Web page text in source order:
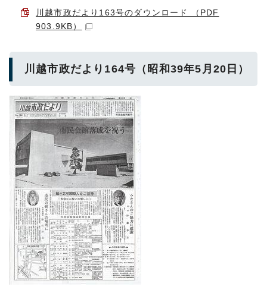
川越市政だより163号のダウンロード （PDF
903.9KB）
川越市政だより164号（昭和39年5月20日）